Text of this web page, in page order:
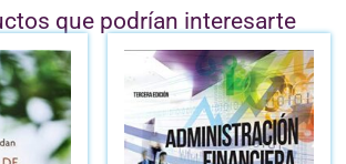
que podrían interesarte